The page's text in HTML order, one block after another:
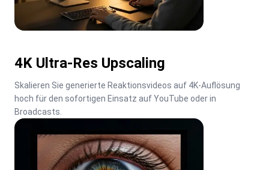
4K Ultra-Res Upscaling
Skalieren Sie generierte Reaktionsvideos auf 4K-Auflösung
hoch für den sofortigen Einsatz auf YouTube oder in
Broadcasts.